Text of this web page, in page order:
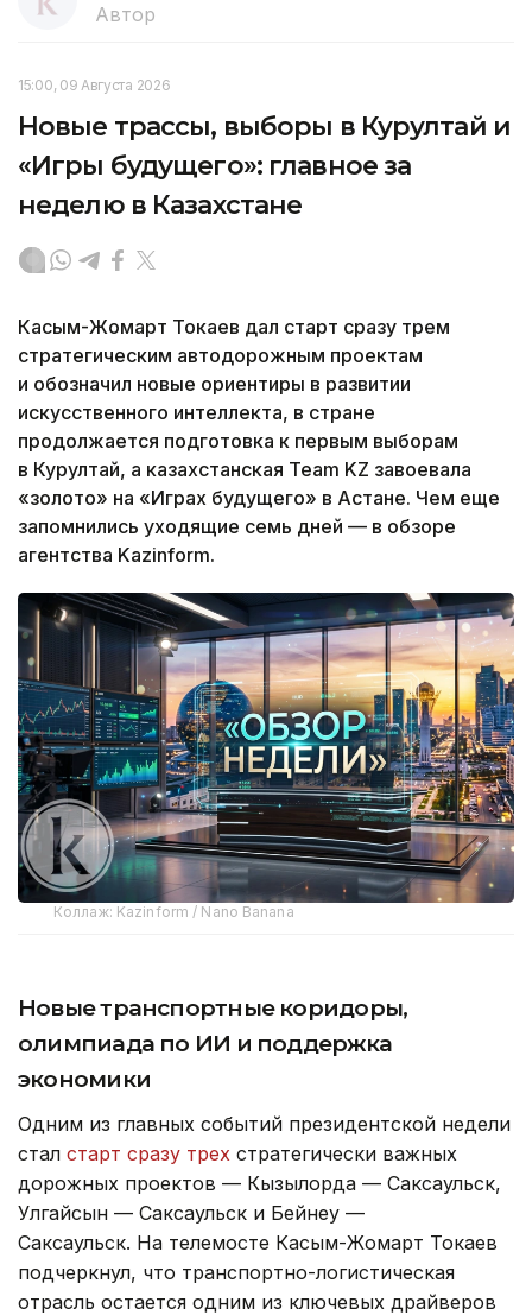
Автор
15:00, 09 Августа 2026
Новые трассы, выборы в Курултай и
«Игры будущего»: главное за
неделю в Казахстане
Касым-Жомарт Токаев дал старт сразу трем
стратегическим автодорожным проектам
и обозначил новые ориентиры в развитии
искусственного интеллекта, в стране
продолжается подготовка к первым выборам
в Курултай, а казахстанская Team KZ завоевала
«золото» на «Играх будущего» в Астане. Чем еще
запомнились уходящие семь дней — в обзоре
агентства Kazinform.
Коллаж: Kazinform / Nano Banana
Новые транспортные коридоры,
олимпиада по ИИ и поддержка
экономики
Одним из главных событий президентской недели
стал старт сразу трех стратегически важных
дорожных проектов — Кызылорда — Саксаульск,
Улгайсын — Саксаульск и Бейнеу —
Саксаульск. На телемосте Касым-Жомарт Токаев
подчеркнул, что транспортно-логистическая
отрасль остается одним из ключевых драйверов